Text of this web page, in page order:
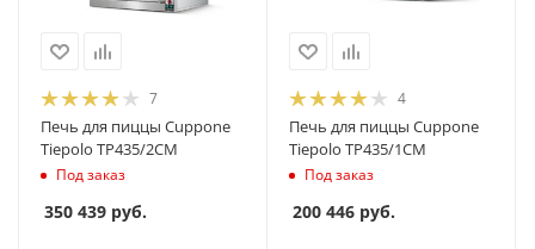
7
Печь для пиццы Cuppone
Tiepolo TP435/2CM
Под заказ
350 439 руб.
4
Печь для пиццы Cuppone
Tiepolo TP435/1CM
Под заказ
200 446 руб.